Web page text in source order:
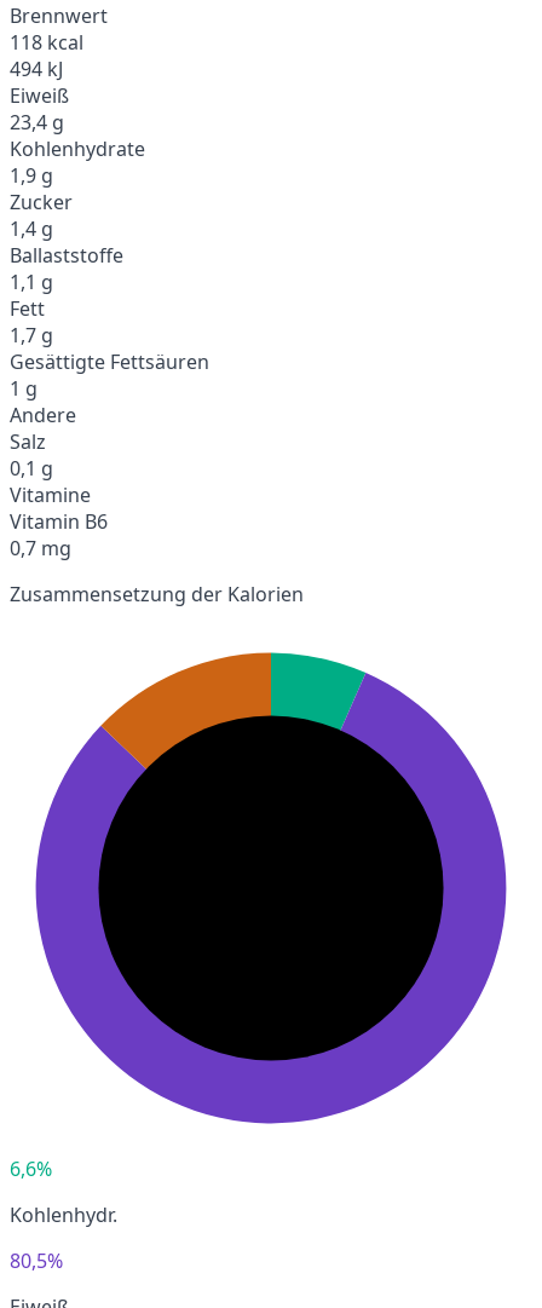
Brennwert
118 kcal
494 kJ
Eiweiß
23,4 g
Kohlenhydrate
1,9 g
Zucker
1,4 g
Ballaststoffe
1,1 g
Fett
1,7 g
Gesättigte Fettsäuren
1 g
Andere
Salz
0,1 g
Vitamine
Vitamin B6
0,7 mg
Zusammensetzung der Kalorien
6,6%
Kohlenhydr.
80,5%